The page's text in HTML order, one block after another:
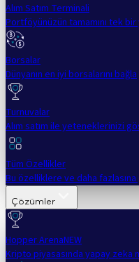
Alım Satım Terminali
Portföyünüzün tamamını tek
Borsalar
Dünyanın en iyi borsalarını bağla
Turnuvalar
Alım satım ile yeteneklerinizi
Tüm Özellikler
Bu özelliklere ve daha fazlasına
Çözümler
Hopper ArenaNEW
Kripto piyasasında yapay